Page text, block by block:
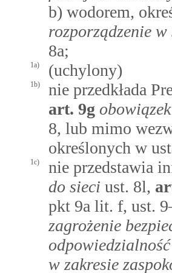
b) wodorem,
rozporządzenie
8a;
1a) (uchylony)
1b)
nie przedkłada
art. 9g
8, lub mimo
określonych w
1c)
nie przedstawia
do sieci ust. 8l,
pkt 9a lit. f, ust.
zagrożenie
w zakresie